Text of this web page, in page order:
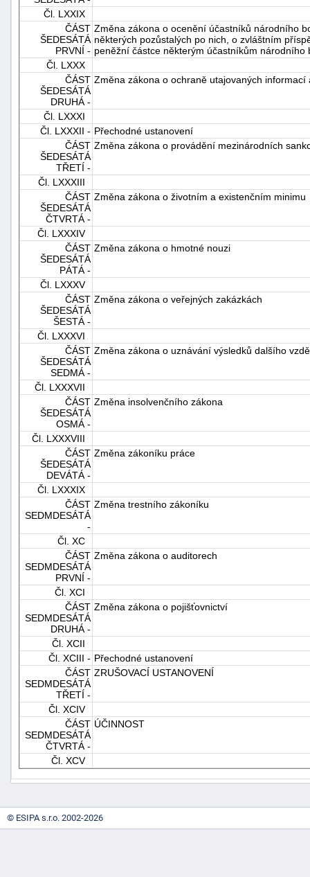
Čl. LXXIX
ČÁST
ŠEDESÁTÁ
PRVNÍ -
Změna zákona o ocenění účastníků národního
některých pozůstalých po nich, o zvláštním
peněžní částce některým účastníkům
Čl. LXXX
ČÁST
ŠEDESÁTÁ
DRUHÁ -
Změna zákona o ochraně utajovaných
Čl. LXXXI
Čl. LXXXII - Přechodné ustanovení
ČÁST
ŠEDESÁTÁ
TŘETÍ -
Změna zákona o provádění mezinárodních
Čl. LXXXIII
ČÁST
ŠEDESÁTÁ
ČTVRTÁ -
Změna zákona o životním a existenčním minimu
Čl. LXXXIV
ČÁST
ŠEDESÁTÁ
PÁTÁ -
Změna zákona o hmotné nouzi
Čl. LXXXV
ČÁST
ŠEDESÁTÁ
ŠESTÁ -
Změna zákona o veřejných zakázkách
Čl. LXXXVI
ČÁST
ŠEDESÁTÁ
SEDMÁ -
Změna zákona o uznávání výsledků dalšího
Čl. LXXXVII
ČÁST
ŠEDESÁTÁ
OSMÁ -
Změna insolvenčního zákona
Čl. LXXXVIII
ČÁST
ŠEDESÁTÁ
DEVÁTÁ -
Změna zákoníku práce
Čl. LXXXIX
ČÁST
SEDMDESÁTÁ
-
Změna trestního zákoníku
Čl. XC
ČÁST
SEDMDESÁTÁ
PRVNÍ -
Změna zákona o auditorech
Čl. XCI
ČÁST
SEDMDESÁTÁ
DRUHÁ -
Změna zákona o pojišťovnictví
Čl. XCII
Čl. XCIII - Přechodné ustanovení
ČÁST
SEDMDESÁTÁ
TŘETÍ -
ZRUŠOVACÍ USTANOVENÍ
Čl. XCIV
ČÁST
SEDMDESÁTÁ
ČTVRTÁ -
ÚČINNOST
Čl. XCV
© ESIPA s.r.o. 2002-2026